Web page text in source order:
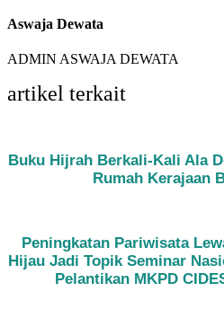
Aswaja Dewata
ADMIN ASWAJA DEWATA
artikel terkait
Buku Hijrah Berkali-Kali Ala
Rumah Kerajaan
Peningkatan Pariwisata
Hijau Jadi Topik Seminar
Pelantikan MKPD